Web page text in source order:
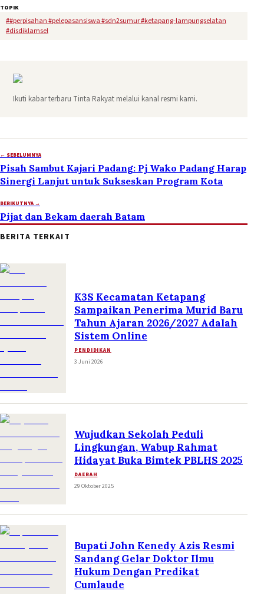
TOPIK
##perpisahan #pelepasansiswa #sdn2sumur #ketapang-lampungselatan
#disdiklamsel
Ikuti kabar terbaru Tinta Rakyat melalui kanal resmi kami.
← SEBELUMNYA
Pisah Sambut Kajari Padang: Pj Wako Padang Harap
Sinergi Lanjut untuk Sukseskan Program Kota
BERIKUTNYA →
Pijat dan Bekam daerah Batam
BERITA TERKAIT
K3S Kecamatan Ketapang
Sampaikan Penerima Murid Baru
Tahun Ajaran 2026/2027 Adalah
Sistem Online
PENDIDIKAN
3 Juni 2026
Wujudkan Sekolah Peduli
Lingkungan, Wabup Rahmat
Hidayat Buka Bimtek PBLHS 2025
DAERAH
29 Oktober 2025
Bupati John Kenedy Azis Resmi
Sandang Gelar Doktor Ilmu
Hukum Dengan Predikat
Cumlaude